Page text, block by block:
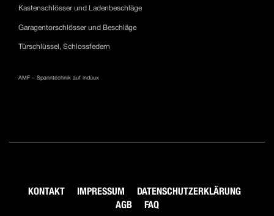
Kastenschlösser und Ladenbeschläge
Garagentorschlösser und Beschläge
Türschlüssel, Schlossfedern
AMF – Spanntechnik auf induux
KONTAKT IMPRESSUM
DATENSCHUTZERKLÄRUNG
AGB
FAQ